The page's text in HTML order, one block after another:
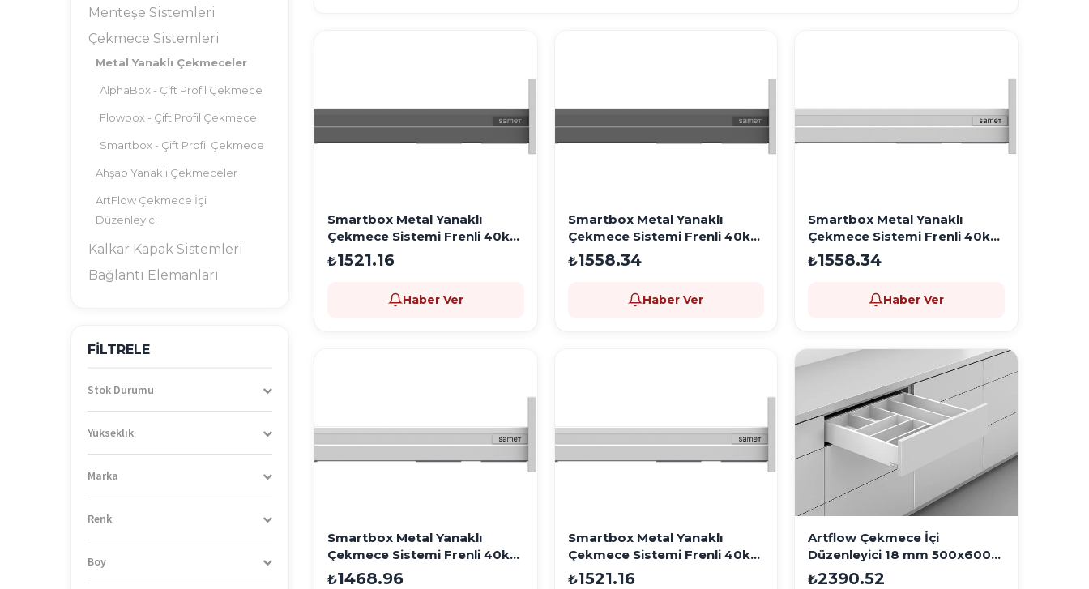
Menteşe Sistemleri
Çekmece Sistemleri
Metal Yanaklı Çekmeceler
AlphaBox - Çift Profil Çekmece
Flowbox - Çift Profil Çekmece
Smartbox - Çift Profil Çekmece
Ahşap Yanaklı Çekmeceler
ArtFlow Çekmece İçi
Düzenleyici
Kalkar Kapak Sistemleri
Bağlantı Elemanları
FİLTRELE
Stok Durumu
Yükseklik
Marka
Renk
Boy
Smartbox Metal Yanaklı
Çekmece Sistemi Frenli 40kg
450mm Gri
₺1521.16
Haber Ver
Smartbox Metal Yanaklı
Çekmece Sistemi Frenli 40kg
500 mm Gri
₺1558.34
Haber Ver
Smartbox Metal Yanaklı
Çekmece Sistemi Frenli 40kg
500mm Beyaz
₺1558.34
Haber Ver
Smartbox Metal Yanaklı
Çekmece Sistemi Frenli 40kg
400mm Beyaz
₺1468.96
Smartbox Metal Yanaklı
Çekmece Sistemi Frenli 40kg
450mm Beyaz
₺1521.16
Artflow Çekmece İçi
Düzenleyici 18 mm 500x600
Beyaz
₺2390.52